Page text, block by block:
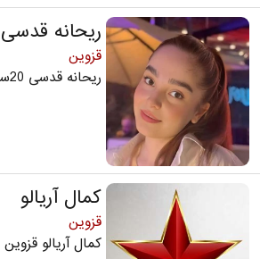
ریحانه قدسی
قزوین
ریحانه قدسی 20ساله قزوین
کمال آریالو
قزوین
کمال آریالو قزوین